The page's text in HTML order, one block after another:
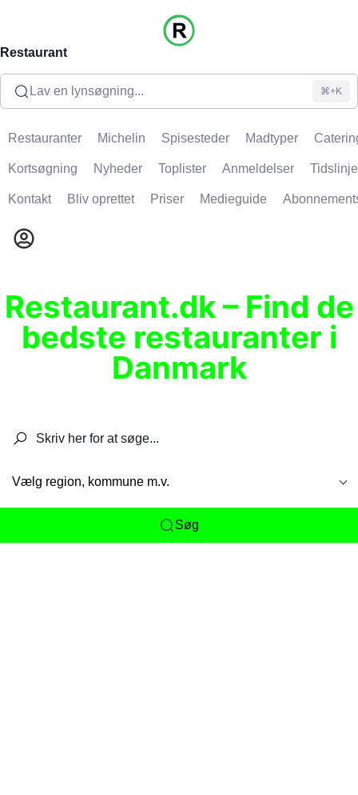
Restaurant
Lav en lynsøgning... ⌘+K
Restauranter Michelin Spisesteder Madtyper
Kortsøgning Nyheder Toplister Anmeldelser Tidslinje
Kontakt Bliv oprettet Priser Medieguide
Restaurant.dk – Find de
bedste restauranter i
Danmark
Vælg region, kommune m.v.
Søg